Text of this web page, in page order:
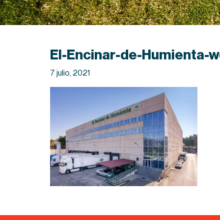
El-Encinar-de-Humienta-
7 julio, 2021